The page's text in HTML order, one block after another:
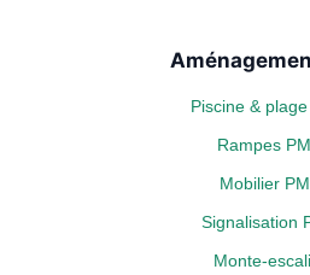
Piscine &
Rampes
Mobilier
Signalisation
Monte-